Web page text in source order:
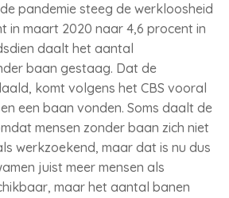
pandemie steeg de werkloosheid
in maart 2020 naar 4,6 procent in
daalt het aantal
baan gestaag. Dat de
komt volgens het CBS vooral
een baan vonden. Soms daalt de
mensen zonder baan zich niet
werkzoekend, maar dat is nu dus
juist meer mensen als
maar het aantal banen